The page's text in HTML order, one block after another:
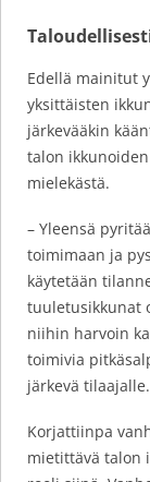
Edellä mainitut
yksittäisten
järkevääkin
talon
mielekästä.
– Yleensä
toimimaan ja
käytetään
tuuletusikkunat
niihin harvoin
toimivia
järkevä tilaajalle.
Korjattiinpa
mietittävä talon